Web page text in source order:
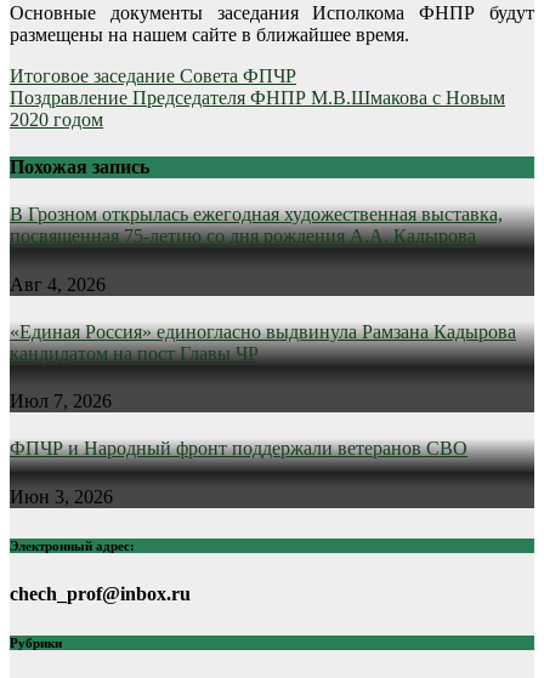
Основные документы заседания Исполкома ФНПР будут
размещены на нашем сайте в ближайшее время.
Навигация
по
Итоговое заседание Совета ФПЧР
Поздравление Председателя ФНПР М.В.Шмакова с Новым
2020 годом
Похожая запись
В Грозном открылась ежегодная художественная выставка,
посвященная 75-летию со дня рождения А.А. Кадырова
Авг 4, 2026
«Единая Россия» единогласно выдвинула Рамзана Кадырова
кандидатом на пост Главы ЧР
Июл 7, 2026
ФПЧР и Народный фронт поддержали ветеранов СВО
Июн 3, 2026
Электронный адрес:
chech_prof@inbox.ru
Рубрики